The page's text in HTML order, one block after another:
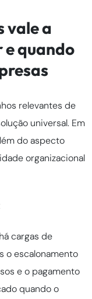
vale a
quando
relevantes de
universal. Em
do aspecto
organizacional
cargas de
o escalonamento
e o pagamento
quando o